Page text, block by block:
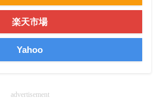
楽天市場
Yahoo
advertisement